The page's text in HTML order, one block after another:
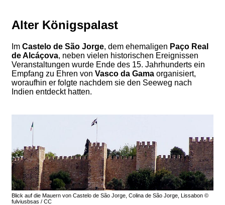
Alter Königspalast
Im Castelo de São Jorge, dem ehemaligen Paço Real
de Alcáçova, neben vielen historischen Ereignissen
Veranstaltungen wurde Ende des 15. Jahrhunderts ein
Empfang zu Ehren von Vasco da Gama organisiert,
woraufhin er folgte nachdem sie den Seeweg nach
Indien entdeckt hatten.
Blick auf die Mauern von Castelo de São Jorge, Colina de São Jorge, Lissabon ©
fulviusbsas ​​/ CC